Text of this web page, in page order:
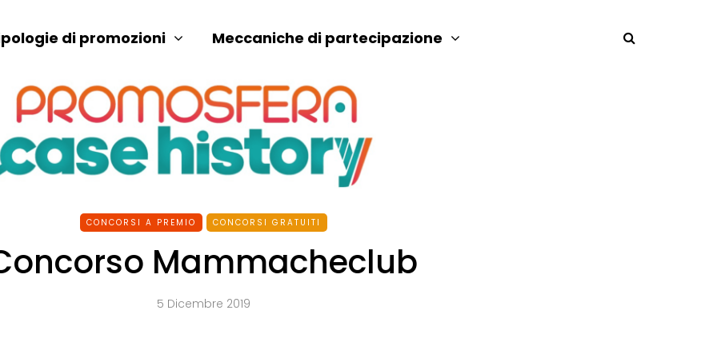
di promozioni Meccaniche di partecipazione
CONCORSI A PREMIO CONCORSI GRATUITI
Mammacheclub
5 Dicembre 2019